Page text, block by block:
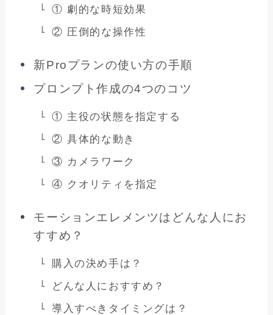
① 劇的な時短効果
② 圧倒的な操作性
新Proプランの使い方の手順
プロンプト作成の4つのコツ
① 主役の状態を指定する
② 具体的な動き
③ カメラワーク
④ クオリティを指定
モーションエレメンツはどんな人にお
すすめ？
購入の決め手は？
どんな人におすすめ？
導入すべきタイミングは？